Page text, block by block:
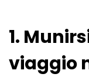
1.
viaggio